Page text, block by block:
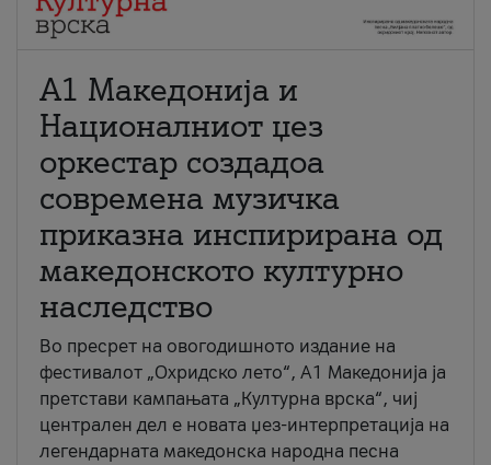
А1 Македонија и
Националниот џез
оркестар создадоа
современа музичка
приказна инспирирана од
македонското културно
наследство
Во пресрет на овогодишното издание на
фестивалот „Охридско лето“, А1 Македонија ја
претстави кампањата „Културна врска“, чиј
централен дел е новата џез-интерпретација на
легендарната македонска народна песна